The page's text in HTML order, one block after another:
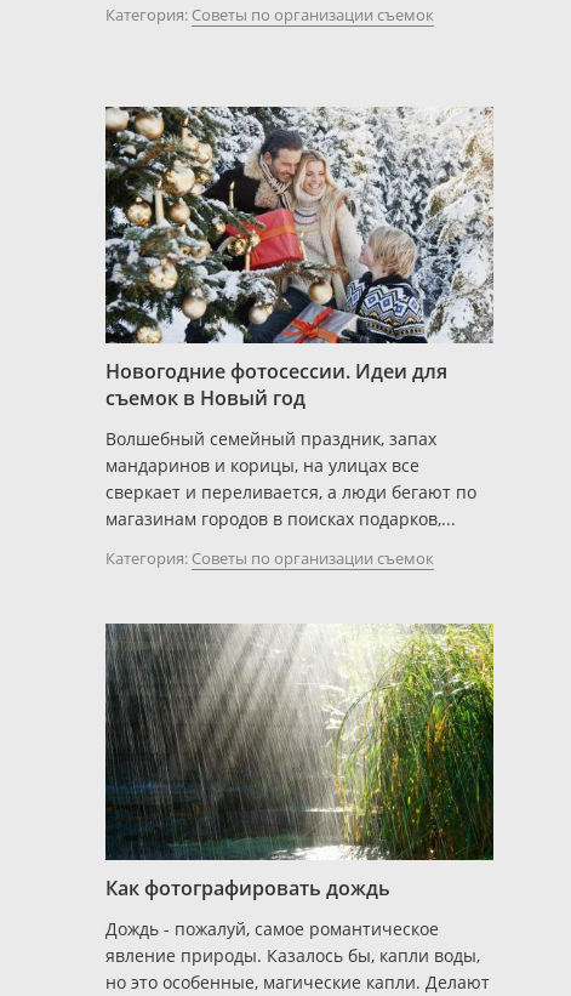
Категория: Советы по организации съемок
Новогодние фотосессии. Идеи для
съемок в Новый год
Волшебный семейный праздник, запах
мандаринов и корицы, на улицах все
сверкает и переливается, а люди бегают по
магазинам городов в поисках подарков,...
Категория: Советы по организации съемок
Как фотографировать дождь
Дождь - пожалуй, самое романтическое
явление природы. Казалось бы, капли воды,
но это особенные, магические капли. Делают